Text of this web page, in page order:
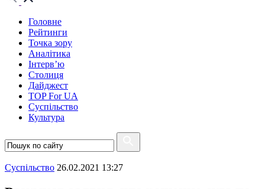
Головне
Рейтинги
Точка зору
Аналітика
Інтерв’ю
Столиця
Дайджест
TOP For UA
Суспiльство
Культура
Суспiльство 26.02.2021 13:27